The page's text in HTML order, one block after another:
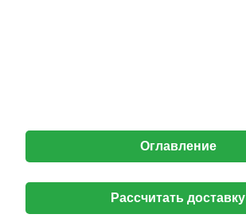
Оглавление
Рассчитать доставку